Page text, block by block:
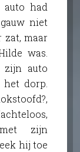
had
niet
maar
was.
zijn auto
dorp.
met zijn
hij toe